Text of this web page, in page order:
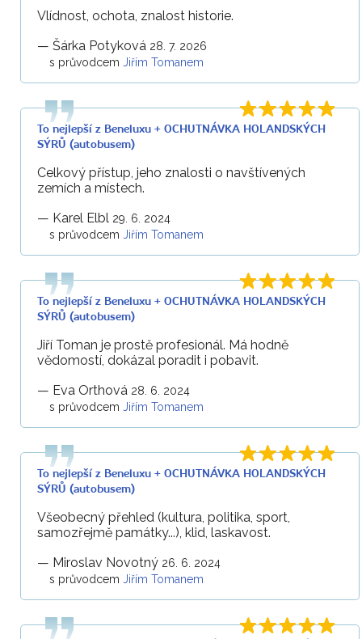
Vlídnost, ochota, znalost historie.
— Šárka Potyková 28. 7. 2026
s průvodcem Jiřím Tomanem
To nejlepší z Beneluxu + OCHUTNÁVKA HOLANDSKÝCH
SÝRŮ (autobusem)
Celkový přístup, jeho znalosti o navštívených
zemích a místech.
— Karel Elbl 29. 6. 2024
s průvodcem Jiřím Tomanem
To nejlepší z Beneluxu + OCHUTNÁVKA HOLANDSKÝCH
SÝRŮ (autobusem)
Jiří Toman je prostě profesionál. Má hodně
vědomostí, dokázal poradit i pobavit.
— Eva Orthová 28. 6. 2024
s průvodcem Jiřím Tomanem
To nejlepší z Beneluxu + OCHUTNÁVKA HOLANDSKÝCH
SÝRŮ (autobusem)
Všeobecný přehled (kultura, politika, sport,
samozřejmě památky...), klid, laskavost.
— Miroslav Novotný 26. 6. 2024
s průvodcem Jiřím Tomanem